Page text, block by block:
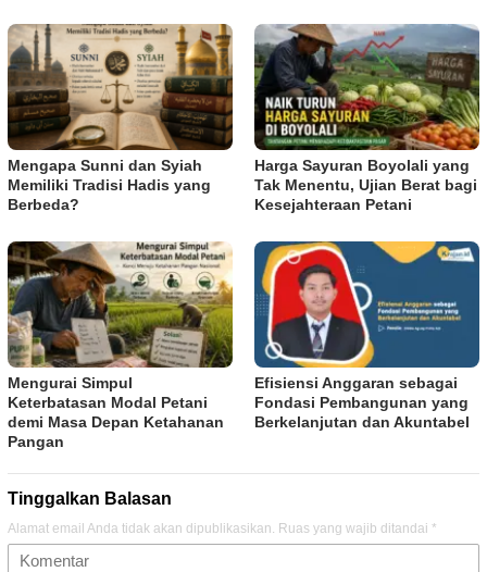
Mengapa Sunni dan Syiah
Memiliki Tradisi Hadis yang
Berbeda?
Harga Sayuran Boyolali yang
Tak Menentu, Ujian Berat bagi
Kesejahteraan Petani
Mengurai Simpul
Keterbatasan Modal Petani
demi Masa Depan Ketahanan
Pangan
Efisiensi Anggaran sebagai
Fondasi Pembangunan yang
Berkelanjutan dan Akuntabel
Tinggalkan Balasan
Alamat email Anda tidak akan dipublikasikan. Ruas yang wajib ditandai *